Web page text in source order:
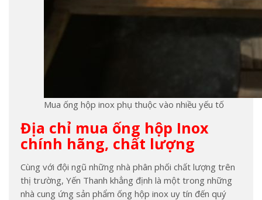
Mua ống hộp inox phụ thuộc vào nhiều yếu tố
Địa chỉ mua ống hộp Inox
chính hãng, chất lượng
Cùng với đội ngũ những nhà phân phối chất lượng trên
thị trường, Yến Thanh khẳng định là một trong những
nhà cung ứng sản phẩm ống hộp inox uy tín đến quý